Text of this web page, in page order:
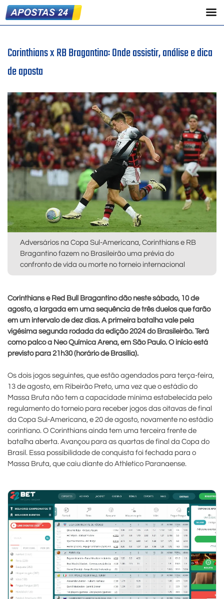
Corinthians x RB Bragantino: Onde assistir, análise e dica
de aposta
Adversários na Copa Sul-Americana, Corinthians e RB
Bragantino fazem no Brasileirão uma prévia do
confronto de vida ou morte no torneio internacional
Corinthians e Red Bull Bragantino dão neste sábado, 10 de
agosto, a largada em uma sequência de três duelos que farão
em um intervalo de dez dias. A primeira batalha vale pela
vigésima segunda rodada da edição 2024 do Brasileirão. Terá
como palco a Neo Química Arena, em São Paulo. O início está
previsto para 21h30 (horário de Brasília).
Os dois jogos seguintes, que estão agendados para terça-feira,
13 de agosto, em Ribeirão Preto, uma vez que o estádio do
Massa Bruta não tem a capacidade mínima estabelecida pelo
regulamento do torneio para receber jogos das oitavas de final
da Copa Sul-Americana, e 20 de agosto, novamente no estádio
corintiano. O Corinthians ainda tem uma terceira frente de
batalha aberta. Avançou para as quartas de final da Copa do
Brasil. Essa possibilidade de conquista foi fechada para o
Massa Bruta, que caiu diante do Athletico Paranaense.